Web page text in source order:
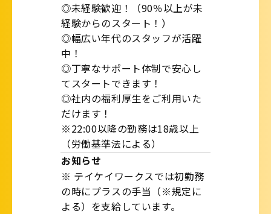
◎未経験歓迎！（90％以上が未
経験からのスタート！）
◎幅広い年代のスタッフが活躍
中！
◎丁寧なサポート体制で安心し
てスタートできます！
◎社内の福利厚生をご利用いた
だけます！
※22:00以降の勤務は18歳以上
（労働基準法による）
お知らせ
※ テイケイワークスでは初勤務
の時にプラスの手当（※規定に
よる）を支給しています。